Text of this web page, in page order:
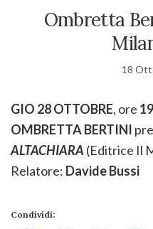
Ombretta
18
GIO 28 OTTOBRE, ore
OMBRETTA BERTINI
ALTACHIARA (Editrice Il
Relatore: Davide Bussi
Condividi: